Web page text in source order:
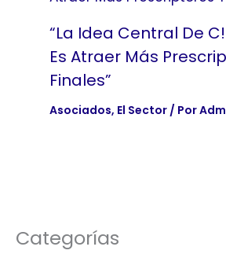
“La Idea Central De
Es Atraer Más
Finales”
Asociados, El Sector/ Por
Categorías